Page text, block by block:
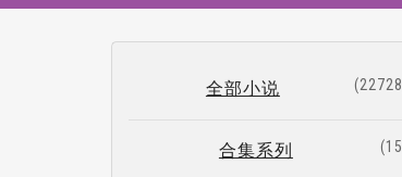
全部小说 22728
合集系列 15